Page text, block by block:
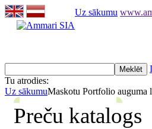
Uz sākumu
Tu atrodies:
Uz sākumuMaskotu Portfolio auguma
Preču katalogs